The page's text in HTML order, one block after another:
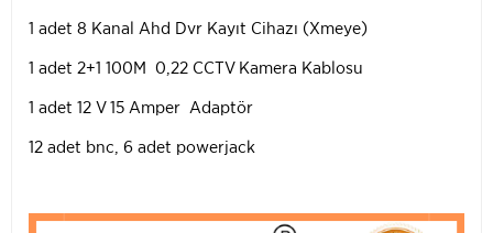
1 adet 8 Kanal Ahd Dvr Kayıt Cihazı (Xmeye)
1 adet 2+1 100M 0,22 CCTV Kamera Kablosu
1 adet 12 V 15 Amper Adaptör
12 adet bnc, 6 adet powerjack